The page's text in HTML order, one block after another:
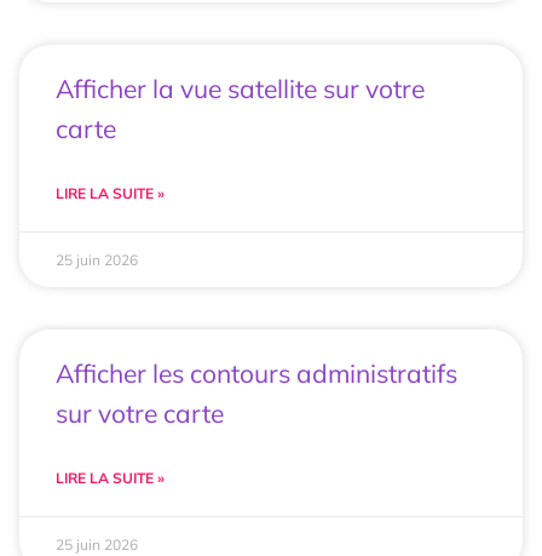
Afficher la vue satellite sur votre
carte
LIRE LA SUITE »
25 juin 2026
Afficher les contours administratifs
sur votre carte
LIRE LA SUITE »
25 juin 2026